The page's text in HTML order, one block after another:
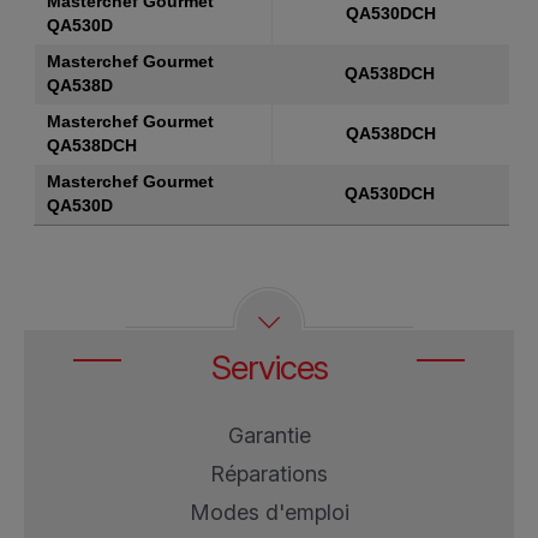
QA530D
QA530DCH
Masterchef Gourmet
QA538D
QA538DCH
Masterchef Gourmet
QA538DCH
QA538DCH
Masterchef Gourmet
QA530D
QA530DCH
Services
Garantie
Réparations
Modes d'emploi